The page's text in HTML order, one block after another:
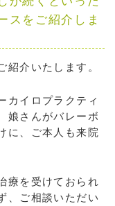
スをご紹介しま
紹介いたします。
カイロプラクティ
娘さんがバレーボ
に、ご本人も来院
療を受けておられ
、ご相談いただい